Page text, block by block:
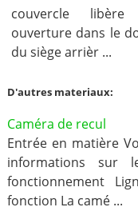
couvercle
ouverture dans le
du siège arrièr ...
D'autres materiaux:
Caméra de recul
Entrée en matière
informations sur
fonctionnement
fonction La camé ...